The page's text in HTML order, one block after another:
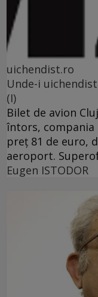
uichendist.ro
Unde-i
(I)
Bilet de avion
întors,
preţ 81 de euro,
aeroport.
Eugen ISTODOR